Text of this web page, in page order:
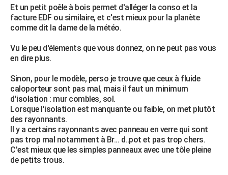
Et un petit poêle à bois permet d'alléger la conso et la
facture EDF ou similaire, et c'est mieux pour la planète
comme dit la dame de la météo.
Vu le peu d'élements que vous donnez, on ne peut pas vous
en dire plus.
Sinon, pour le modèle, perso je trouve que ceux à fluide
caloporteur sont pas mal, mais il faut un minimum
d'isolation : mur combles, sol.
Lorsque l'isolation est manquante ou faible, on met plutôt
des rayonnants.
Il y a certains rayonnants avec panneau en verre qui sont
pas trop mal notamment à Br... d..pot et pas trop chers.
C'est mieux que les simples panneaux avec une tôle pleine
de petits trous.